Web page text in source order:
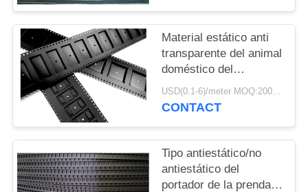
Material estático anti
transparente del animal
doméstico del
picosegundo de la PC
de Smt de la cinta de la
USD(0.1-6)/meter MOQ:2000 metros
CONTACT
Tipo antiestático/no
antiestático del
portador de la prenda